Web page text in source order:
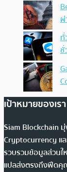
ผ่
ทั่
ชั่
เป้าหมายของเรา
Siam Blockchain
Cryptocurrency แล
รวบรวมข้อมูลส่วนใ
แปลส่งตรงถึงฟีด